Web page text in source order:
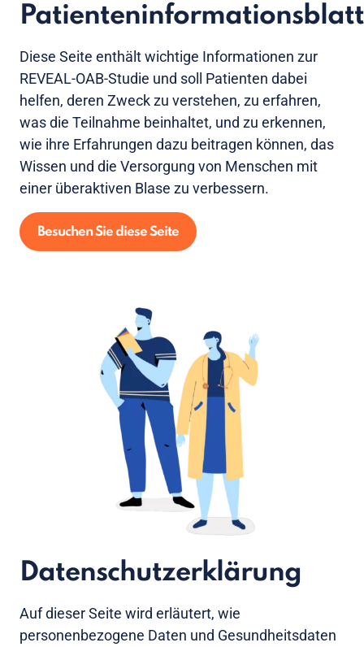
Patienteninformationsblatt
Diese Seite enthält wichtige Informationen zur
REVEAL-OAB-Studie und soll Patienten dabei
helfen, deren Zweck zu verstehen, zu erfahren,
was die Teilnahme beinhaltet, und zu erkennen,
wie ihre Erfahrungen dazu beitragen können, das
Wissen und die Versorgung von Menschen mit
einer überaktiven Blase zu verbessern.
Besuchen Sie diese Seite
Datenschutzerklärung
Auf dieser Seite wird erläutert, wie
personenbezogene Daten und Gesundheitsdaten